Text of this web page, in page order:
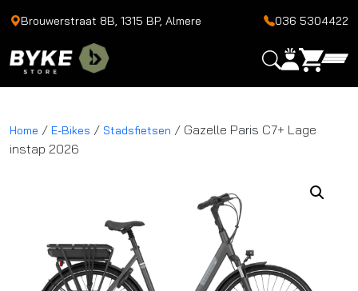
Brouwerstraat 8B, 1315 BP, Almere 036 5304422
Home / E-Bikes / Stadsfietsen / Gazelle Paris C7+ Lage
instap 2026